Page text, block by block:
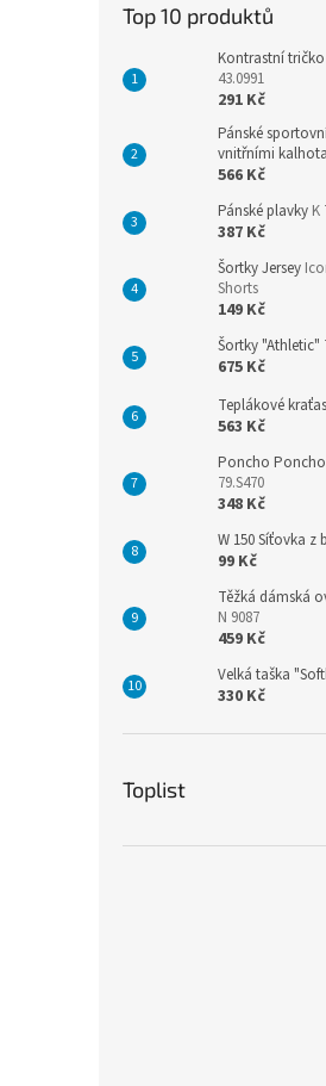
Top 10 produktů
Kontrastní
43.0991
291 Kč
Pánské
vnitřními
566 Kč
Pánské plavky K
387 Kč
Šortky Jersey
Shorts
149 Kč
Šortky "Athletic"
675 Kč
Teplákové
563 Kč
Poncho
79.S470
348 Kč
W 150 Síťovka z
99 Kč
Těžká dámská
N 9087
459 Kč
Velká taška
330 Kč
Toplist